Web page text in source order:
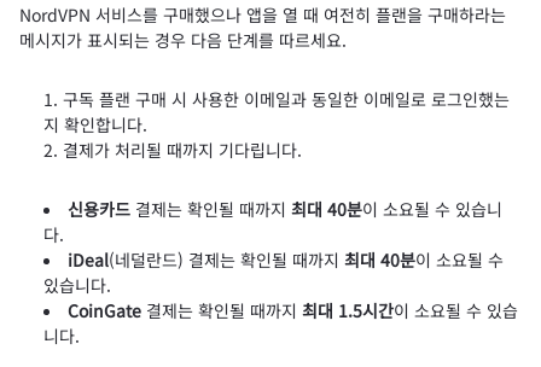
NordVPN 서비스를 구매했으나 앱을 열 때 여전히 플랜을 구매하라는
메시지가 표시되는 경우 다음 단계를 따르세요.
구독 플랜 구매 시 사용한 이메일과 동일한 이메일로 로그인했는
지 확인합니다.
결제가 처리될 때까지 기다립니다.
신용카드 결제는 확인될 때까지 최대 40분이 소요될 수 있습니
다.
iDeal(네덜란드) 결제는 확인될 때까지 최대 40분이 소요될 수
있습니다.
CoinGate 결제는 확인될 때까지 최대 1.5시간이 소요될 수 있습
니다.